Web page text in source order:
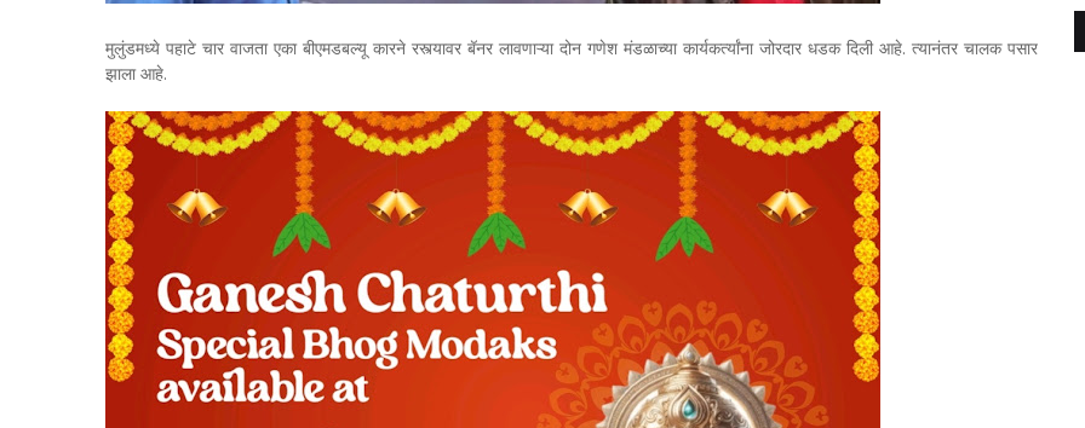
मुलुंडमध्ये पहाटे चार वाजता एका बीएमडबल्यू कारने रस्त्यावर बॅनर लावणाऱ्या दोन गणेश मंडळाच्या कार्यकर्त्यांना जोरदार धडक दिली आहे. त्यानंतर चालक पसार
झाला आहे.